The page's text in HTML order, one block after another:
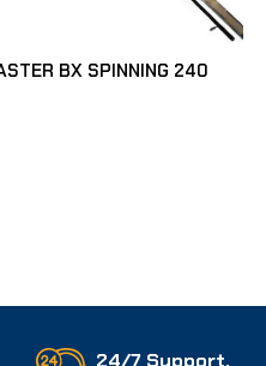
BX SPINNING 240
24/7 Support.